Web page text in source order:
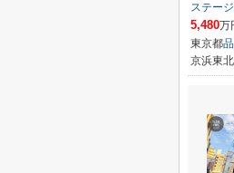
ステー
5,480万
東京都
京浜東